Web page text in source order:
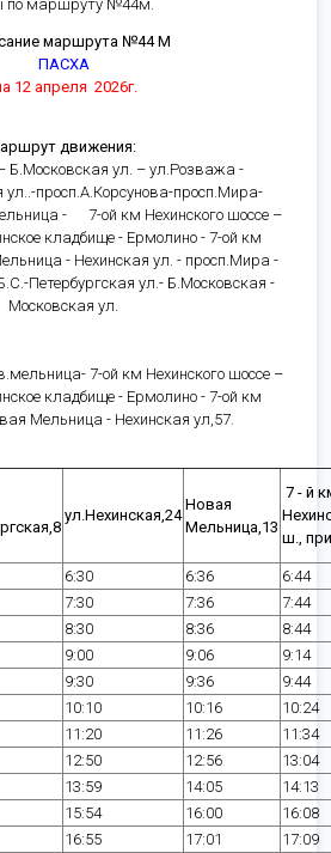
по маршруту №44м.
маршрута №44 М
ПАСХА
12 апреля 2026г.
движения:
Б.Московская ул. – ул.Розважа -
ул..-просп.А.Корсунова-просп.Мира-
- 7-ой км Нехинского шоссе –
кладбище - Ермолино - 7-ой км
- Нехинская ул. - просп.Мира -
Петербургская ул.- Б.Московская -
Московская ул.
7-ой км Нехинского шоссе –
кладбище - Ермолино - 7-ой км
Мельница - Нехинская ул,57.
ул.Нехинская,24
Новая
Мельница,13
7 - й
ш.,
6:30 6:36
6:44
7:30
7:36
7:44
8:30
8:36
8:44
9:00 9:06
9:14
9:30
9:36
9:44
10:10 10:16
10:24
11:20 11:26
11:34
12:50 12:56
13:04
13:59 14:05
14:13
15:54 16:00
16:08
16:55
17:01
17:09